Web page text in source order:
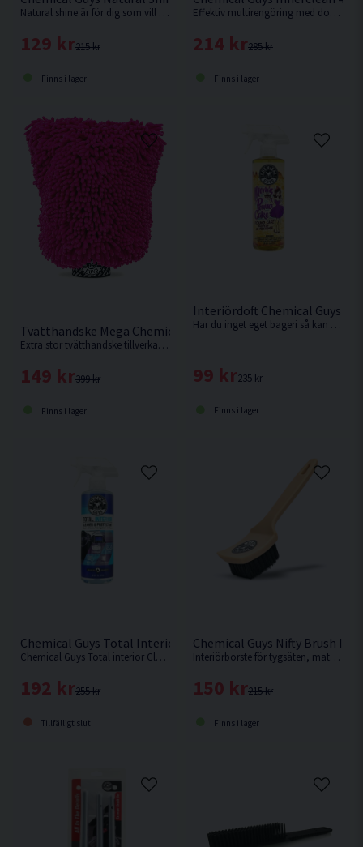
Natural shine är för dig som vill ha den där extra matta högklassiga finishen som i en fabriksny bil. Inget extra, bara riktigt rent och fräscht.
215 kr
129 kr
Finns i lager
Effektiv multirengöring med doft av annanas med enkel applicering.
285 kr
214 kr
Finns i lager
Tvätthandske Mega Chemical Guys Chenille Rosa
Extra stor tvätthandske tillverkad av mikrofiber från Amerikanska Chemical Guys.
399 kr
149 kr
Finns i lager
Interiördoft Chemical Guys
Har du inget eget bageri så kan du blunda o spraya ljuvlig nygräddad doft av sockerkaka överallt.
235 kr
99 kr
Finns i lager
Chemical Guys Total Interior Cleaner 473ml
Chemical Guys Total interior Cleaner & Protectant är en allt i ett produkt som fungerar enastående väl på alla ytor interiört.
255 kr
192 kr
Tillfälligt slut
Chemical Guys Nifty Brush
Interiörborste för tygsäten, mattor etc från Chemical Guys.
215 kr
150 kr
Finns i lager